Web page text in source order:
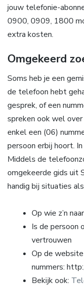
jouw telefonie-
0900, 0909, 1800
extra kosten.
Omgekeerd
Soms heb je een
de telefoon hebt
gesprek, of een
spreken ook wel
enkel een (06)
persoon erbij hoort.
Middels de
omgekeerde gids uit
handig bij situaties
Op wie z’n
Is de persoon
vertrouwen
Op de
nummers:
Bekijk ook: